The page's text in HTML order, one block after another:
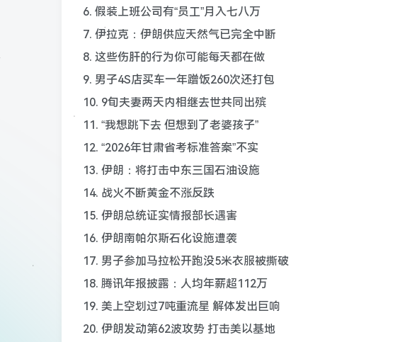
6. 假装上班公司有“员工”月入七八万
7. 伊拉克：伊朗供应天然气已完全中断
8. 这些伤肝的行为你可能每天都在做
9. 男子4S店买车一年蹭饭260次还打包
10. 9旬夫妻两天内相继去世共同出殡
11. “我想跳下去 但想到了老婆孩子”
12. “2026年甘肃省考标准答案”不实
13. 伊朗：将打击中东三国石油设施
14. 战火不断黄金不涨反跌
15. 伊朗总统证实情报部长遇害
16. 伊朗南帕尔斯石化设施遭袭
17. 男子参加马拉松开跑没5米衣服被撕破
18. 腾讯年报披露：人均年薪超112万
19. 美上空划过7吨重流星 解体发出巨响
20. 伊朗发动第62波攻势 打击美以基地